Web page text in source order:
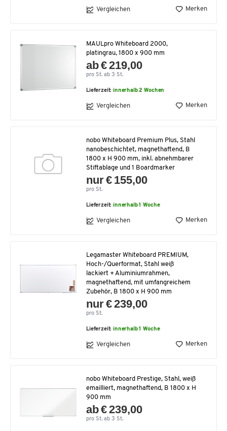
Vergleichen Merken
MAULpro Whiteboard 2000,
platingrau, 1800 x 900 mm
ab € 219,00
pro St. ab 3 St.
Lieferzeit:innerhalb 2 Wochen
Vergleichen Merken
nobo Whiteboard Premium Plus, Stahl
nanobeschichtet, magnethaftend, B
1800 x H 900 mm, inkl. abnehmbarer
Stiftablage und 1 Boardmarker
nur € 155,00
pro St.
Lieferzeit:innerhalb 1 Woche
Vergleichen Merken
Legamaster Whiteboard PREMIUM,
Hoch-/Querformat, Stahl weiß
lackiert + Aluminiumrahmen,
magnethaftend, mit umfangreichem
Zubehör, B 1800 x H 900 mm
nur € 239,00
pro St.
Lieferzeit:innerhalb 1 Woche
Vergleichen Merken
nobo Whiteboard Prestige, Stahl, weiß
emailliert, magnethaftend, B 1800 x H
900 mm
ab € 239,00
pro St. ab 3 St.